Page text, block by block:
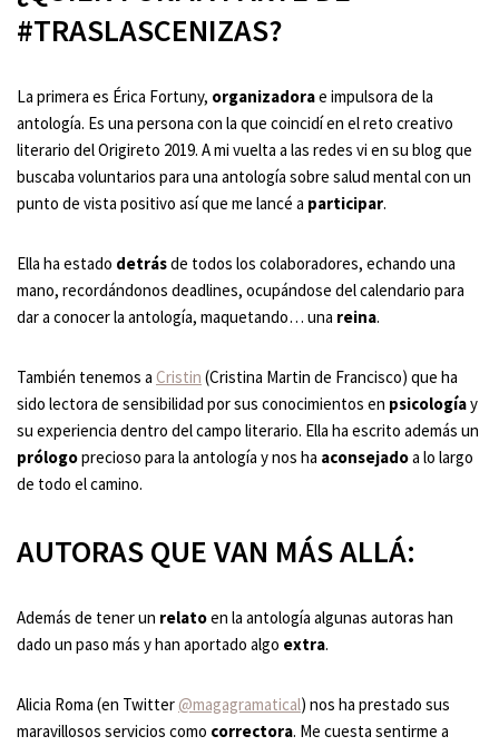
#TRASLASCENIZAS?
La primera es Érica Fortuny, organizadorae impulsora de la
antología. Es una persona con la que coincidí en el reto creativo
literario del Origireto 2019. A mi vuelta a las redes vi en su blog que
buscaba voluntarios para una antología sobre salud mental con un
punto de vista positivo así que me lancé a participar.
Ella ha estado detrásde todos los colaboradores, echando una
mano, recordándonos deadlines, ocupándose del calendario para
dar a conocer la antología, maquetando… una reina.
También tenemos a Cristin (Cristina Martin de Francisco) que ha
sido lectora de sensibilidad por sus conocimientos en psicologíay
su experiencia dentro del campo literario. Ella ha escrito además un
prólogoprecioso para la antología y nos ha aconsejadoa lo largo
de todo el camino.
AUTORAS QUE VAN MÁS ALLÁ:
Además de tener un relatoen la antología algunas autoras han
dado un paso más y han aportado algo extra.
Alicia Roma (en Twitter @magagramatical) nos ha prestado sus
maravillosos servicios como correctora. Me cuesta sentirme a